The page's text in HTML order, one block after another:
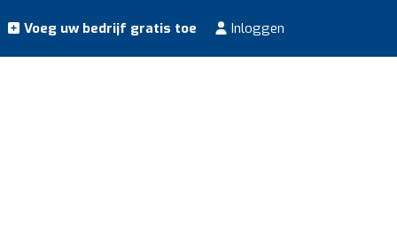
Voeg uw bedrijf gratis toe Inloggen